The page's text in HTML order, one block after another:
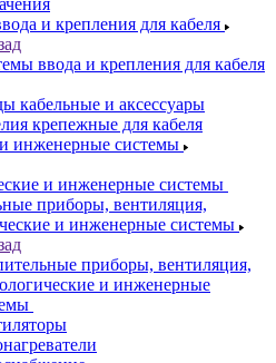
и крепления для кабеля
ввода и крепления для кабеля
кабельные и аксессуары
крепежные для кабеля
инженерные системы
и инженерные системы
приборы, вентиляция,
и инженерные системы
приборы, вентиляция,
и инженерные